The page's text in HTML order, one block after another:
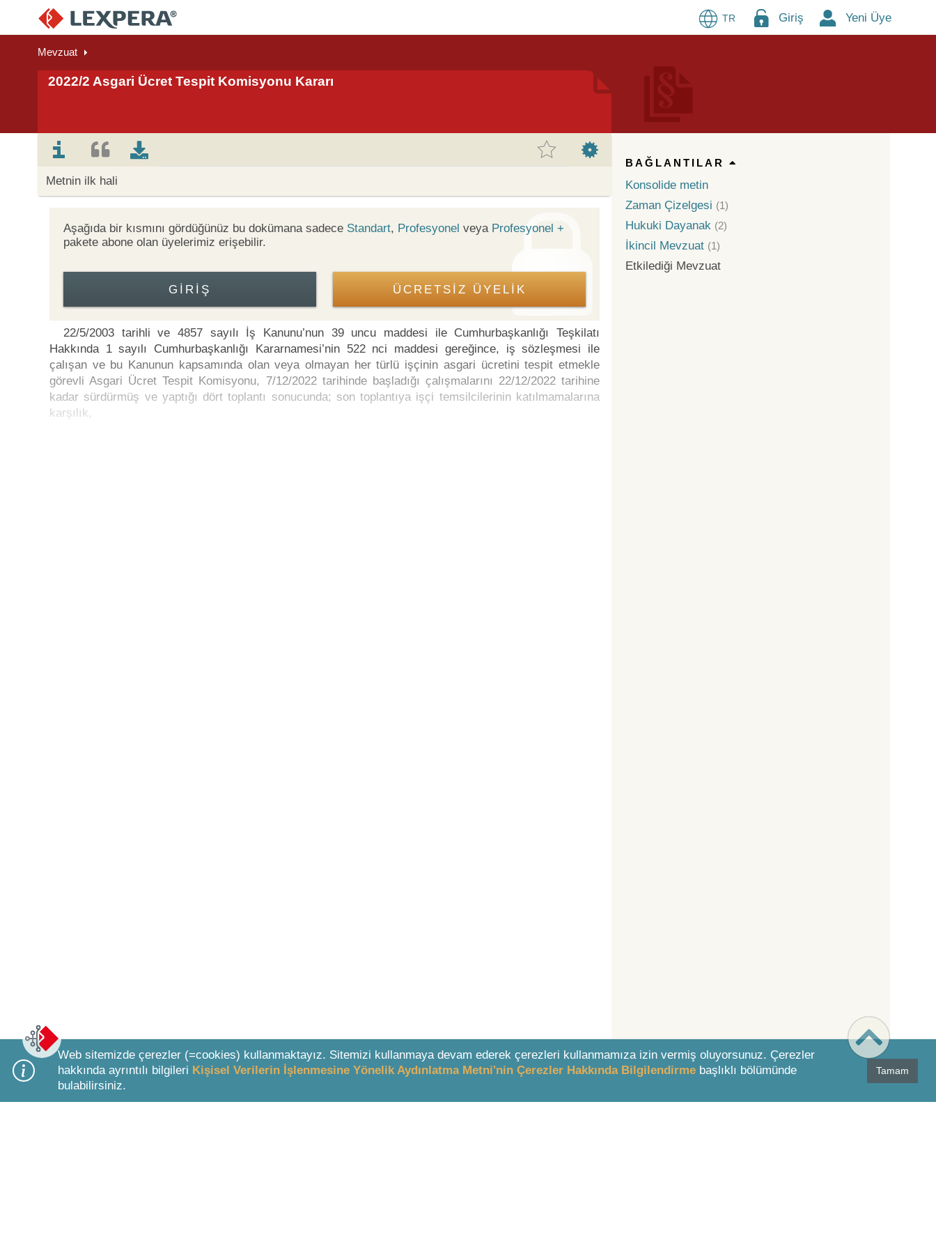
TR Giriş Yeni Üye
Mevzuat
2022/2 Asgari Ücret Tespit Komisyonu Kararı
Metnin ilk hali
Aşağıda bir kısmını gördüğünüz bu dokümana sadece Standart, Profesyonel veya Profesyonel +
pakete abone olan üyelerimiz erişebilir.
GIRIŞ ÜCRETSİZ ÜYELİK
22/5/2003 tarihli ve 4857 sayılı İş Kanunu’nun 39 uncu maddesi ile Cumhurbaşkanlığı Teşkilatı
Hakkında 1 sayılı Cumhurbaşkanlığı Kararnamesi’nin 522 nci maddesi gereğince, iş sözleşmesi ile
çalışan ve bu Kanunun kapsamında olan veya olmayan her türlü işçinin asgari ücretini tespit etmekle
görevli Asgari Ücret Tespit Komisyonu, 7/12/2022 tarihinde başladığı çalışmalarını 22/12/2022 tarihine
kadar sürdürmüş ve yaptığı dört toplantı sonucunda; son toplantıya işçi temsilcilerinin katılmamalarına
karşılık,
Bottom Search Toolbar Highlight Text
BAĞLANTILAR
Konsolide metin
Zaman Çizelgesi (1)
Hukuki Dayanak (2)
İkincil Mevzuat (1)
Etkilediği Mevzuat
Web sitemizde çerezler (=cookies) kullanmaktayız. Sitemizi kullanmaya devam ederek çerezleri kullanmamıza izin vermiş oluyorsunuz. Çerezler
hakkında ayrıntılı bilgileri Kişisel Verilerin İşlenmesine Yönelik Aydınlatma Metni'nin Çerezler Hakkında Bilgilendirme başlıklı bölümünde
bulabilirsiniz.
Tamam